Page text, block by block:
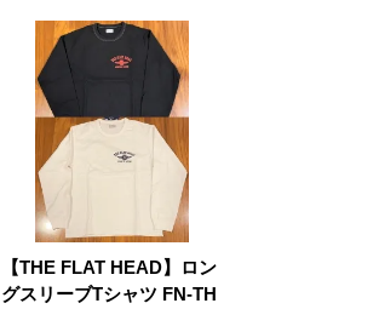
【THE FLAT HEAD】ロン
グスリーブTシャツ FN-TH